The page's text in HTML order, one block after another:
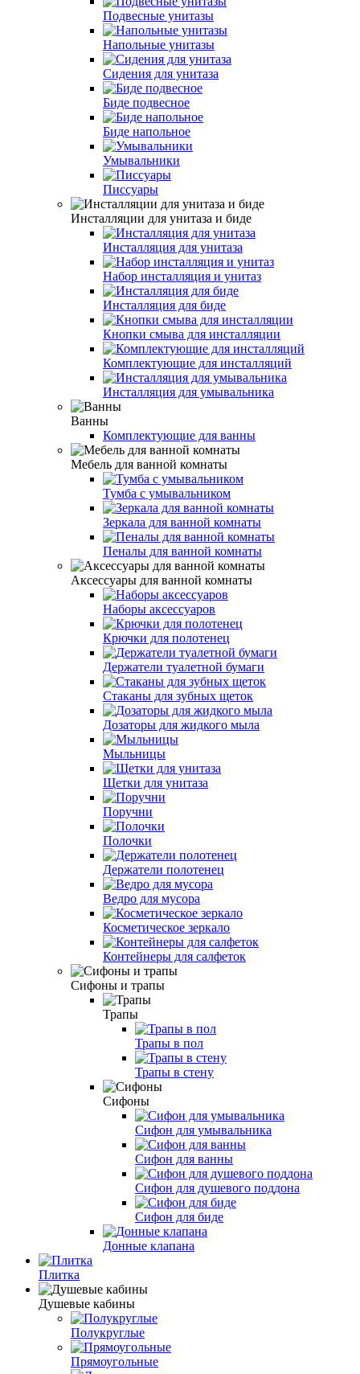
Подвесные унитазы
Напольные унитазы
Сидения для унитаза
Биде подвесное
Биде напольное
Умывальники
Писсуары
Инсталляции для унитаза и биде
Инсталляция для унитаза
Набор инсталляция и унитаз
Инсталляция для биде
Кнопки смыва для инсталляции
Комплектующие для инсталляций
Инсталляция для умывальника
Ванны
Комплектующие для ванны
Мебель для ванной комнаты
Тумба с умывальником
Зеркала для ванной комнаты
Пеналы для ванной комнаты
Аксессуары для ванной комнаты
Наборы аксессуаров
Крючки для полотенец
Держатели туалетной бумаги
Стаканы для зубных щеток
Дозаторы для жидкого мыла
Мыльницы
Щетки для унитаза
Поручни
Полочки
Держатели полотенец
Ведро для мусора
Косметическое зеркало
Контейнеры для салфеток
Сифоны и трапы
Трапы
Трапы в пол
Трапы в стену
Сифоны
Сифон для умывальника
Сифон для ванны
Сифон для душевого поддона
Сифон для биде
Донные клапана
Плитка
Душевые кабины
Полукруглые
Прямоугольные